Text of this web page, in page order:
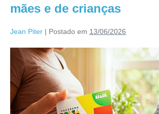
mães e de crianças
Jean Piter | Postado em 13/06/2026